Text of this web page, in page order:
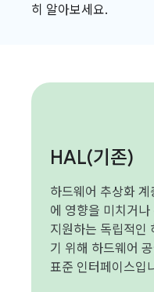
히 알아보세요.
HAL(기존)
하드웨어 추상화
에 영향을 미치거
지원하는 독립적인
기 위해 하드웨어
표준 인터페이스입